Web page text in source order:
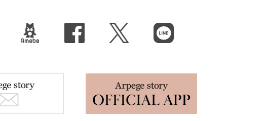
X（旧Twitter）